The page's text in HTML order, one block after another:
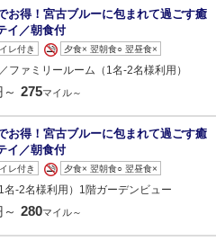
お得！宮古ブルーに包まれて過ごす癒
イ／朝食付
レ付き 夕食× 翌朝食○ 翌昼食×
ファミリールーム（1名‐2名様利用）
～ 275マイル～
お得！宮古ブルーに包まれて過ごす癒
イ／朝食付
レ付き 夕食× 翌朝食○ 翌昼食×
‐2名様利用）1階ガーデンビュー
～ 280マイル～